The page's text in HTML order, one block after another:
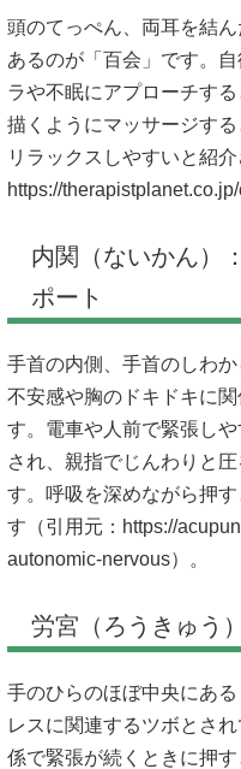
頭のてっぺん、両耳を結
あるのが「百会」です。
ラや不眠にアプローチす
描くようにマッサージす
リラックスしやすいと紹
https://therapistplanet.co.jp/
内関（ないかん）
ポート
手首の内側、手首のしわ
不安感や胸のドキドキに
す。電車や人前で緊張し
され、親指でじんわりと
す。呼吸を深めながら押
す（引用元： https://
autonomic-nervous）。
労宮（ろうきゅう
手のひらのほぼ中央にあ
レスに関連するツボとさ
係で緊張が続くときに押